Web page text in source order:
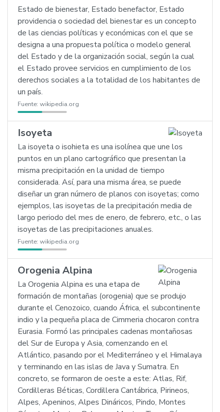
Estado de bienestar, Estado benefactor, Estado
providencia o sociedad del bienestar es un concepto
de las ciencias políticas y económicas con el que se
designa a una propuesta política o modelo general
del Estado y de la organización social, según la cual
el Estado provee servicios en cumplimiento de los
derechos sociales a la totalidad de los habitantes de
un país.
Fuente: wikipedia.org
Isoyeta
La isoyeta o isohieta es una isolínea que une los
puntos en un plano cartográfico que presentan la
misma precipitación en la unidad de tiempo
considerada. Así, para una misma área, se puede
diseñar un gran número de planos con isoyetas; como
ejemplos, las isoyetas de la precipitación media de
largo periodo del mes de enero, de febrero, etc., o las
isoyetas de las precipitaciones anuales.
Fuente: wikipedia.org
Orogenia Alpina
La Orogenia Alpina es una etapa de
formación de montañas (orogenia) que se produjo
durante el Cenozoico, cuando África, el subcontinente
indio y la pequeña placa de Cimmeria chocaron contra
Eurasia. Formó las principales cadenas montañosas
del Sur de Europa y Asia, comenzando en el
Atlántico, pasando por el Mediterráneo y el Himalaya
y terminando en las islas de Java y Sumatra. En
concreto, se formaron de oeste a este: Atlas, Rif,
Cordilleras Béticas, Cordillera Cantábrica, Pirineos,
Alpes, Apeninos, Alpes Dináricos, Pindo, Montes